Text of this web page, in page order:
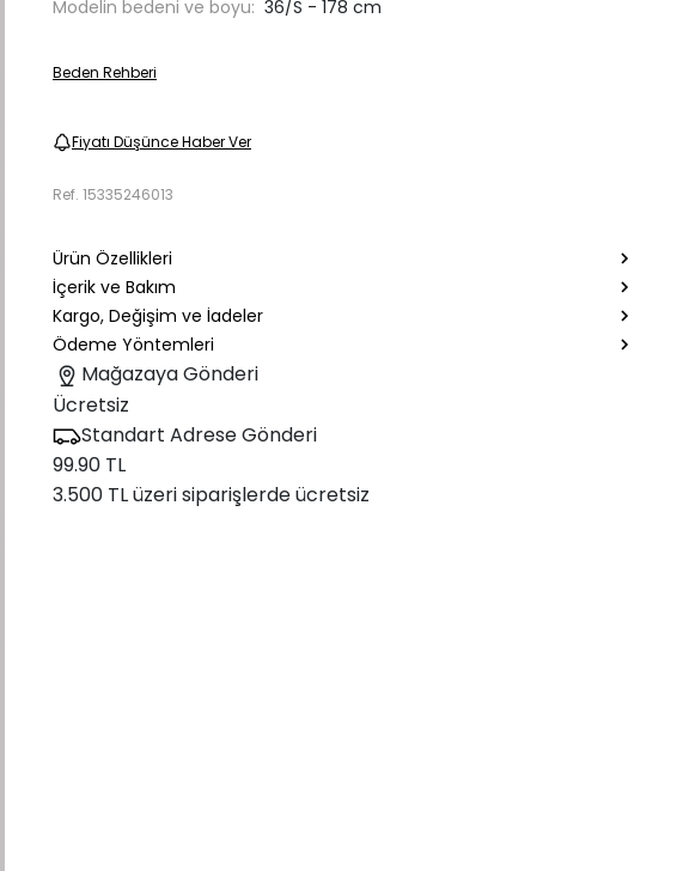
Modelin bedeni ve boyu: 36/S - 178 cm
Beden Rehberi
Fiyatı Düşünce Haber Ver
Ref. 15335246013
Ürün Özellikleri
İçerik ve Bakım
Kargo, Değişim ve İadeler
Ödeme Yöntemleri
Mağazaya Gönderi
Ücretsiz
Standart Adrese Gönderi
99.90 TL
3.500 TL üzeri siparişlerde ücretsiz